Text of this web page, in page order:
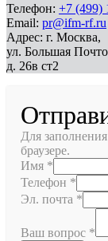
Телефон: +7 (499)
Email: pr@ifm-rf.ru
Адрес: г. Москва,
ул. Большая
д. 26в ст2
Для
браузере.
Имя *
Телефон *
Эл. почта *
Ваш вопрос *